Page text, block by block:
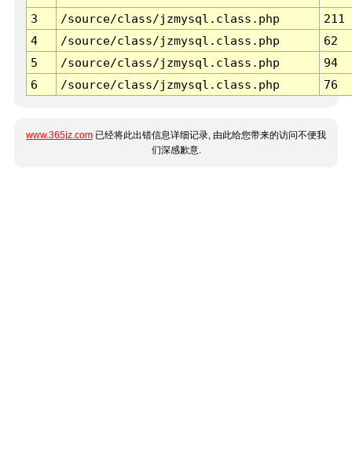
3 /source/class/jzmysql.class.php
211
4
/source/class/jzmysql.class.php
62
5
/source/class/jzmysql.class.php
94
6
/source/class/jzmysql.class.php 76
www.365jz.com 已经将此出错信息详细记录, 由此给您带来的访问不便我
们深感歉意.